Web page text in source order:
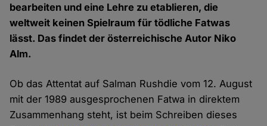
bearbeiten und eine Lehre zu etablieren, die
weltweit keinen Spielraum für tödliche Fatwas
lässt. Das findet der österreichische Autor Niko
Alm.
Ob das Attentat auf Salman Rushdie vom 12. August
mit der 1989 ausgesprochenen Fatwa in direktem
Zusammenhang steht, ist beim Schreiben dieses